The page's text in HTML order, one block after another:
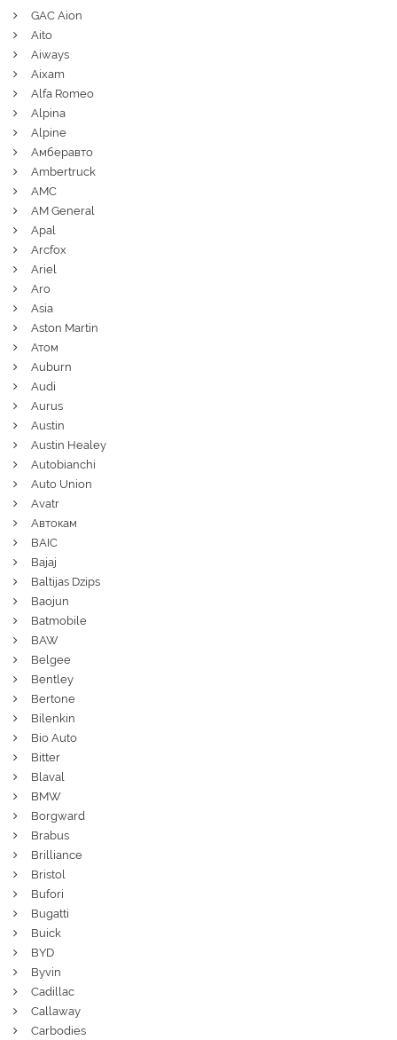
GAC Aion
Aito
Aiways
Aixam
Alfa Romeo
Alpina
Alpine
Амберавто
Ambertruck
AMC
AM General
Apal
Arcfox
Ariel
Aro
Asia
Aston Martin
Атом
Auburn
Audi
Aurus
Austin
Austin Healey
Autobianchi
Auto Union
Avatr
Автокам
BAIC
Bajaj
Baltijas Dzips
Baojun
Batmobile
BAW
Belgee
Bentley
Bertone
Bilenkin
Bio Auto
Bitter
Blaval
BMW
Borgward
Brabus
Brilliance
Bristol
Bufori
Bugatti
Buick
BYD
Byvin
Cadillac
Callaway
Carbodies